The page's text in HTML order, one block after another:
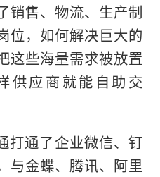
销售、物流、生产制
位，如何解决巨大的
这些海量需求被放置
供应商就能自助交
打通了企业微信、钉
与金蝶、腾讯、阿里